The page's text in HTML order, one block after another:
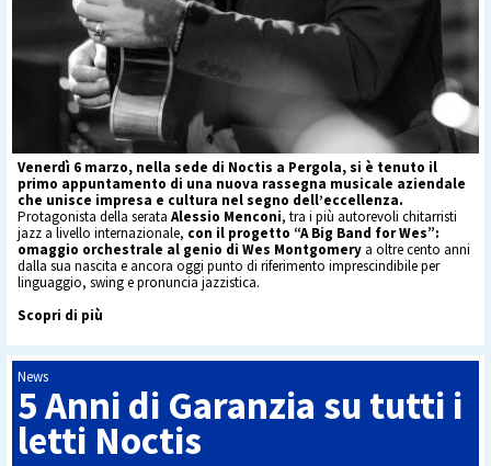
Venerdì 6 marzo, nella sede di Noctis a Pergola, si è tenuto il
primo appuntamento di una nuova rassegna musicale aziendale
che unisce impresa e cultura nel segno dell’eccellenza.
Protagonista della serataAlessio Menconi, tra i più autorevoli chitarristi
jazz a livello internazionale, con il progetto “A Big Band for Wes”:
omaggio orchestrale al genio di Wes Montgomery a oltre cento anni
dalla sua nascita e ancora oggi punto di riferimento imprescindibile per
linguaggio, swing e pronuncia jazzistica.
Scopri di più
News
5 Anni di Garanzia su tutti i
letti Noctis